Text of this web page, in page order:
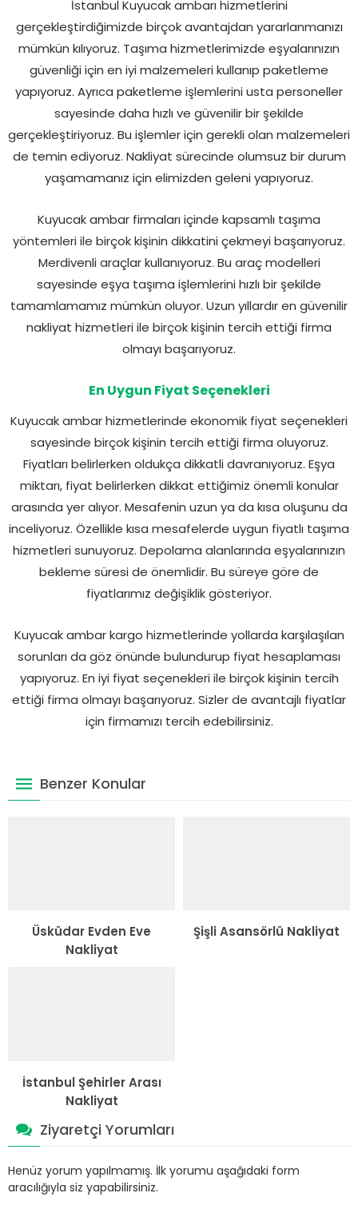
İstanbul Kuyucak ambarı hizmetlerini
gerçekleştirdiğimizde birçok avantajdan yararlanmanızı
mümkün kılıyoruz. Taşıma hizmetlerimizde eşyalarınızın
güvenliği için en iyi malzemeleri kullanıp paketleme
yapıyoruz. Ayrıca paketleme işlemlerini usta personeller
sayesinde daha hızlı ve güvenilir bir şekilde
gerçekleştiriyoruz. Bu işlemler için gerekli olan malzemeleri
de temin ediyoruz. Nakliyat sürecinde olumsuz bir durum
yaşamamanız için elimizden geleni yapıyoruz.
Kuyucak ambar firmaları içinde kapsamlı taşıma
yöntemleri ile birçok kişinin dikkatini çekmeyi başarıyoruz.
Merdivenli araçlar kullanıyoruz. Bu araç modelleri
sayesinde eşya taşıma işlemlerini hızlı bir şekilde
tamamlamamız mümkün oluyor. Uzun yıllardır en güvenilir
nakliyat hizmetleri ile birçok kişinin tercih ettiği firma
olmayı başarıyoruz.
En Uygun Fiyat Seçenekleri
Kuyucak ambar hizmetlerinde ekonomik fiyat seçenekleri
sayesinde birçok kişinin tercih ettiği firma oluyoruz.
Fiyatları belirlerken oldukça dikkatli davranıyoruz. Eşya
miktarı, fiyat belirlerken dikkat ettiğimiz önemli konular
arasında yer alıyor. Mesafenin uzun ya da kısa oluşunu da
inceliyoruz. Özellikle kısa mesafelerde uygun fiyatlı taşıma
hizmetleri sunuyoruz. Depolama alanlarında eşyalarınızın
bekleme süresi de önemlidir. Bu süreye göre de
fiyatlarımız değişiklik gösteriyor.
Kuyucak ambar kargo hizmetlerinde yollarda karşılaşılan
sorunları da göz önünde bulundurup fiyat hesaplaması
yapıyoruz. En iyi fiyat seçenekleri ile birçok kişinin tercih
ettiği firma olmayı başarıyoruz. Sizler de avantajlı fiyatlar
için firmamızı tercih edebilirsiniz.
Benzer Konular
Üsküdar Evden Eve
Nakliyat
Şişli Asansörlü Nakliyat
İstanbul Şehirler Arası
Nakliyat
Ziyaretçi Yorumları
Henüz yorum yapılmamış. İlk yorumu aşağıdaki form
aracılığıyla siz yapabilirsiniz.